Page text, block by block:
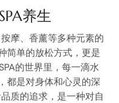
养生
摩、香薰等多种元素的
简单的放松方式，更是
的世界里，每一滴水
都是对身体和心灵的深
质的追求，是一种对自